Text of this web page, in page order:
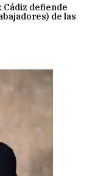
Cádiz defiende
de las